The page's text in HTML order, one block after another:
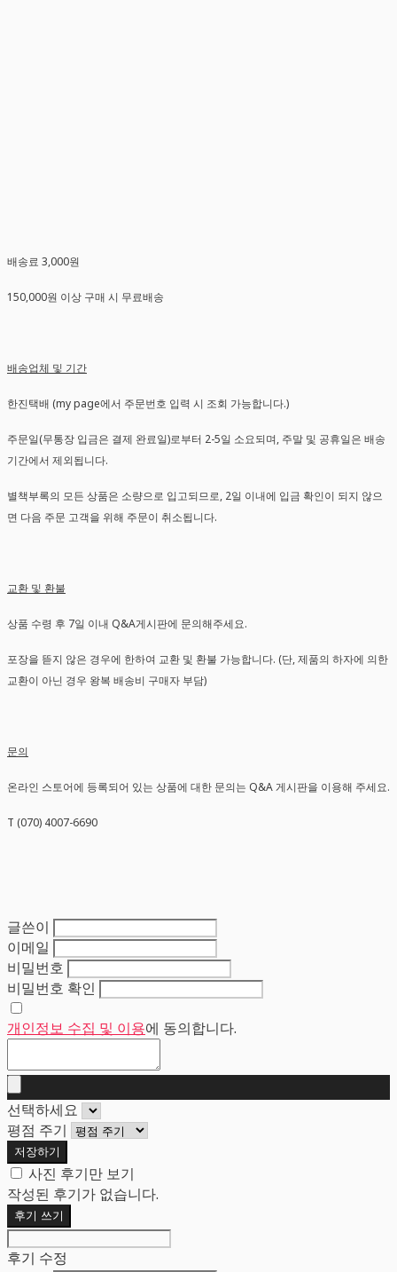
배송료 3,000원
150,000원 이상 구매 시 무료배송
배송업체 및 기간
한진택배 (my page에서 주문번호 입력 시 조회 가능합니다.)
주문일(무통장 입금은 결제 완료일)로부터 2-5일 소요되며, 주말 및 공휴일은 배송
기간에서 제외됩니다.
별책부록의 모든 상품은 소량으로 입고되므로, 2일 이내에 입금 확인이 되지 않으
면 다음 주문 고객을 위해 주문이 취소됩니다.
교환 및 환불
상품 수령 후 7일 이내 Q&A게시판에 문의해주세요.
포장을 뜯지 않은 경우에 한하여 교환 및 환불 가능합니다. (단, 제품의 하자에 의한
교환이 아닌 경우 왕복 배송비 구매자 부담)
문의
온라인 스토어에 등록되어 있는 상품에 대한 문의는 Q&A 게시판을 이용해 주세요.
T (070) 4007-6690
글쓴이
이메일
비밀번호
비밀번호 확인
개인정보 수집 및 이용에 동의합니다.
선택하세요
평점 주기
저장하기
사진 후기만 보기
작성된 후기가 없습니다.
후기 쓰기
후기 수정